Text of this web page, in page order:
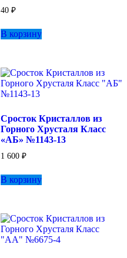
40 ₽
В корзину
Сросток Кристаллов из
Горного Хрусталя Класс
«АБ» №1143-13
1 600 ₽
В корзину